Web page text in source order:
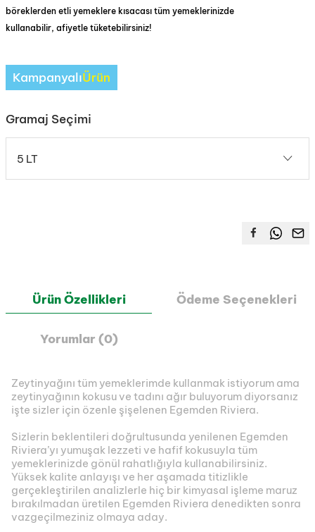
böreklerden etli yemeklere kısacası tüm yemeklerinizde
kullanabilir, afiyetle tüketebilirsiniz!
KampanyalıÜrün
Gramaj Seçimi
5 LT
Ürün Özellikleri Ödeme Seçenekleri
Yorumlar (0)
Zeytinyağını tüm yemeklerimde kullanmak istiyorum ama
zeytinyağının kokusu ve tadını ağır buluyorum diyorsanız
işte sizler için özenle şişelenen Egemden Riviera.
Sizlerin beklentileri doğrultusunda yenilenen Egemden
Riviera’yı yumuşak lezzeti ve hafif kokusuyla tüm
yemeklerinizde gönül rahatlığıyla kullanabilirsiniz.
Yüksek kalite anlayışı ve her aşamada titizlikle
gerçekleştirilen analizlerle hiç bir kimyasal işleme maruz
bırakılmadan üretilen Egemden Riviera denedikten sonra
vazgeçilmeziniz olmaya aday.